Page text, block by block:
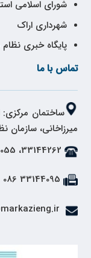
شورای اسلامی
شهرداری اراک
پایگاه خبری
تماس با ما
ساختمان مرکزی:
میرزاخانی،
33144262، 33145055، 33144660 086
33144095 086